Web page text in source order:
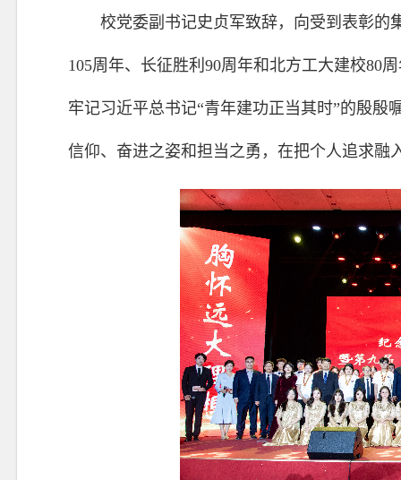
校党委副书记史贞军致辞，向受到表彰的
105周年、长征胜利90周年和北方工大建校80
牢记习近平总书记“青年建功正当其时”的殷
信仰、奋进之姿和担当之勇，在把个人追求融